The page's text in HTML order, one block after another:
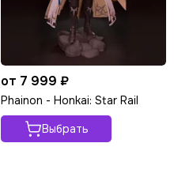
от 7 999 ₽
Phainon - Honkai: Star Rail
Выбрать